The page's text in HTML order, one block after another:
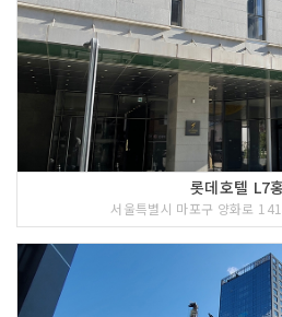
롯데호텔 L7
서울특별시 마포구 양화로